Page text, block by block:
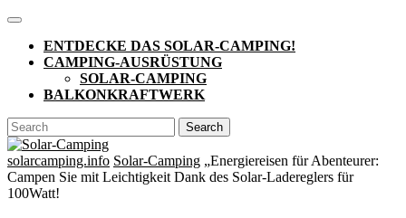
Skip
content
Open
ButtonENTDECKE DAS SOLAR-CAMPING!
CAMPING-AUSRÜSTUNG
SOLAR-CAMPING
BALKONKRAFTWERK
CLOSE
BUTTON
Search
for:
solarcamping.info Solar-Camping „Energiereisen für Abenteurer:
Campen Sie mit Leichtigkeit Dank des Solar-Ladereglers für
100Watt!